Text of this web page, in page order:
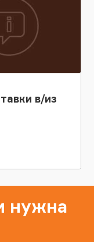
в/из
нужна